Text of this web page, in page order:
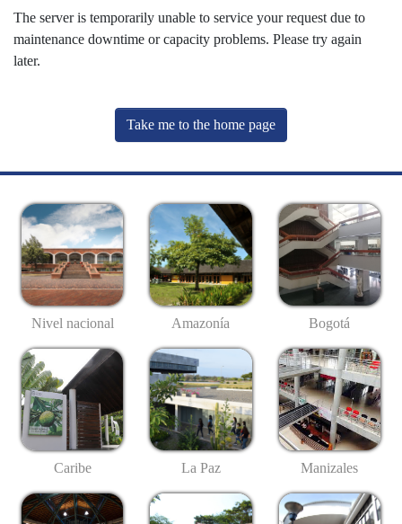
The server is temporarily unable to service your request due to
maintenance downtime or capacity problems. Please try again
later.
Take me to the home page
Nivel nacional Amazonía Bogotá
Caribe La Paz Manizales